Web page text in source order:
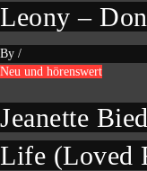
Leony –
By /
Neu und hörenswert
Jeanette
Life (Loved